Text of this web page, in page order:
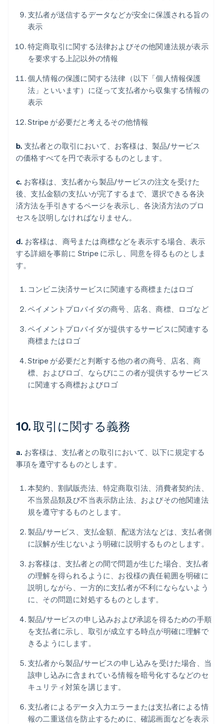
支払者が送信するデータなどが安全に保護される旨の
表示
特定商取引に関する法律およびその他関連法規が表示
を要求する上記以外の情報
個人情報の保護に関する法律（以下「個人情報保護
法」といいます）に従って支払者から収集する情報の
表示
Stripe が必要だと考えるその他情報
b. 支払者との取引において、お客様は、製品/サービス
の価格すべてを円で表示するものとします。
c. お客様は、支払者から製品/サービスの注文を受けた
後、支払金額の支払いが完了するまで、選択できる各決
済方法を手引きするページを表示し、各決済方法のプロ
セスを説明しなければなりません。
d. お客様は、商号または商標などを表示する場合、表示
する詳細を事前に Stripe に示し、同意を得るものとしま
す。
コンビニ決済サービスに関連する商標またはロゴ
ペイメントプロバイダの商号、店名、商標、ロゴなど
ペイメントプロバイダが提供するサービスに関連する
商標またはロゴ
Stripe が必要だと判断する他の者の商号、店名、商
標、およびロゴ、ならびにこの者が提供するサービス
に関連する商標およびロゴ
10. 取引に関する義務
a. お客様は、支払者との取引において、以下に規定する
事項を遵守するものとします。
本契約、割賦販売法、特定商取引法、消費者契約法、
不当景品類及び不当表示防止法、およびその他関連法
規を遵守するものとします。
製品/サービス、支払金額、配送方法などは、支払者側
に誤解が生じないよう明確に説明するものとします。
お客様は、支払者との間で問題が生じた場合、支払者
の理解を得られるように、お役様の責任範囲を明確に
説明しながら、一方的に支払者が不利にならないよう
に、その問題に対処するものとします。
製品/サービスの申し込みおよび承認を得るための手順
を支払者に示し、取引が成立する時点が明確に理解で
きるようにします。
支払者から製品/サービスの申し込みを受けた場合、当
該申し込みに含まれている情報を暗号化するなどのセ
キュリティ対策を講じます。
支払者によるデータ入力エラーまたは支払者による情
報の二重送信を防止するために、確認画面などを表示